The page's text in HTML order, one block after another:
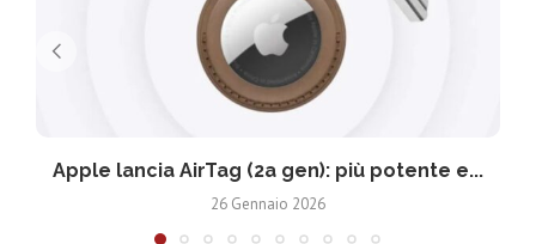
Apple lancia AirTag (2a gen): più potente e...
26 Gennaio 2026